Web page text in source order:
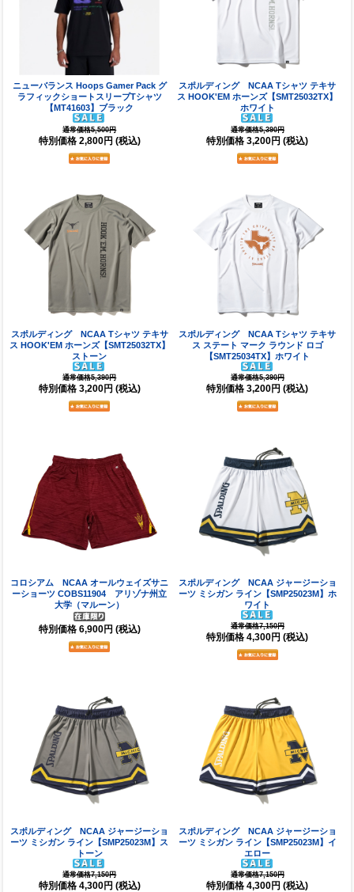
ニューバランス Hoops Gamer Pack グ
ラフィックショートスリーブTシャツ
【MT41603】ブラック
通常価格5,500円
特別価格 2,800円 (税込)
スポルディング NCAA Tシャツ テキサ
ス HOOK'EM ホーンズ【SMT25032TX】
ホワイト
通常価格5,390円
特別価格 3,200円 (税込)
スポルディング NCAA Tシャツ テキサ
ス HOOK'EM ホーンズ【SMT25032TX】
ストーン
通常価格5,390円
特別価格 3,200円 (税込)
スポルディング NCAA Tシャツ テキサ
ス ステート マーク ラウンド ロゴ
【SMT25034TX】ホワイト
通常価格5,390円
特別価格 3,200円 (税込)
コロシアム NCAA オールウェイズサニ
ーショーツ COBS11904 アリゾナ州立
大学（マルーン）
特別価格 6,900円 (税込)
スポルディング NCAA ジャージーショ
ーツ ミシガン ライン【SMP25023M】ホ
ワイト
通常価格7,150円
特別価格 4,300円 (税込)
スポルディング NCAA ジャージーショ
ーツ ミシガン ライン【SMP25023M】ス
トーン
通常価格7,150円
特別価格 4,300円 (税込)
スポルディング NCAA ジャージーショ
ーツ ミシガン ライン【SMP25023M】イ
エロー
通常価格7,150円
特別価格 4,300円 (税込)